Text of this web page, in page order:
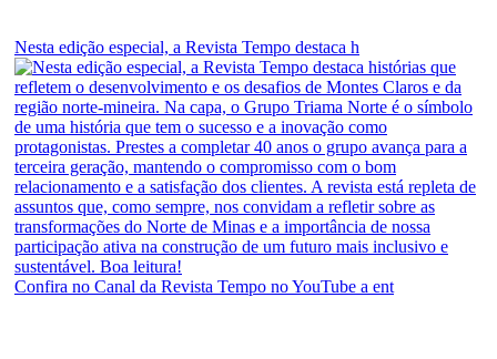
Nesta edição especial, a Revista Tempo destaca h
Confira no Canal da Revista Tempo no YouTube a ent